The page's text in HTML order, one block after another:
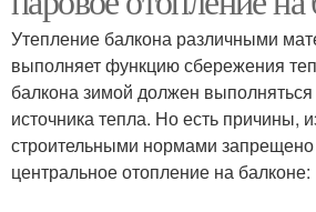
Утепление балкона различными
выполняет функцию сбережения
балкона зимой должен
источника тепла. Но есть причины,
строительными нормами
центральное отопление на балконе: